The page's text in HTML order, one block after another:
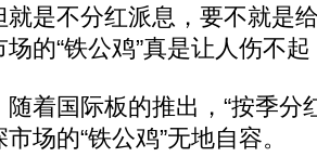
就是不分红派息，要不就是
的“铁公鸡”真是让人伤不起
国际板的推出，“按季分
场的“铁公鸡”无地自容。